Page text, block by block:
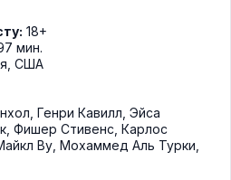
18+
мин.
США
, Генри Кавилл, Эйса
, Фишер Стивенс, Карлос
Ву, Мохаммед Аль Турки,